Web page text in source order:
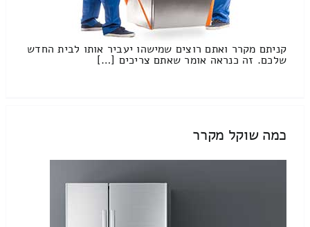
קניתם מקרר ואתם רוצים שמישהו יעביר אותו לבית החדש
שלכם. זה כנראה אומר שאתם צריכים […]
כמה שוקל מקרר